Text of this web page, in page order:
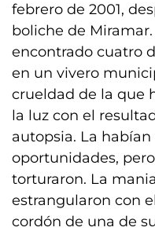
febrero de 2001,
boliche de
encontrado cuatro
en un vivero
crueldad de la que
la luz con el
autopsia. La
oportunidades,
torturaron. La
estrangularon con el
cordón de una de